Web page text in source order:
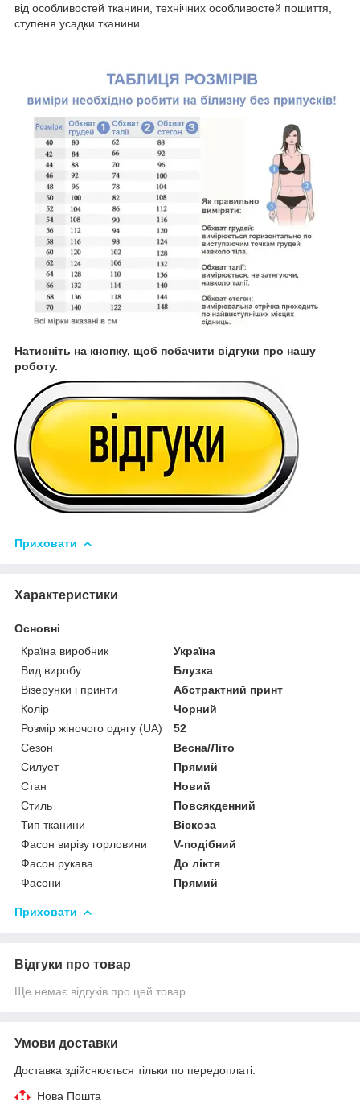
від особливостей тканини, технічних особливостей пошиття,
ступеня усадки тканини.
Натисніть на кнопку, щоб побачити відгуки про нашу
роботу.
Приховати
Характеристики
Основні
Країна виробник
Україна
Вид виробу
Блузка
Візерунки і принти
Абстрактний принт
Колір
Чорний
Розмір жіночого одягу (UA)
52
Сезон
Весна/Літо
Силует
Прямий
Стан
Новий
Стиль
Повсякденний
Тип тканини
Віскоза
Фасон вирізу горловини
V-подібний
Фасон рукава
До ліктя
Фасони
Прямий
Приховати
Відгуки про товар
Ще немає відгуків про цей товар
Умови доставки
Доставка здійснюється тільки по передоплаті.
Нова Пошта